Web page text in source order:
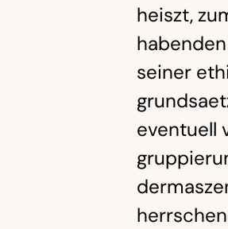
heiszt,
seiner
eventuell